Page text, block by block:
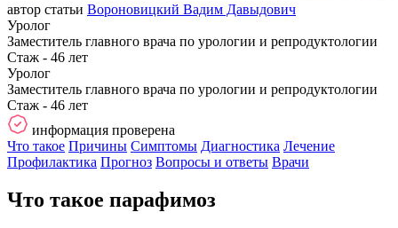
автор статьи Вороновицкий Вадим Давыдович
Уролог
Заместитель главного врача по урологии и репродуктологии
Стаж - 46 лет
Уролог
Заместитель главного врача по урологии и репродуктологии
Стаж - 46 лет
информация проверена
Что такое Причины Симптомы Диагностика Лечение
Профилактика Прогноз Вопросы и ответы Врачи
Что такое парафимоз